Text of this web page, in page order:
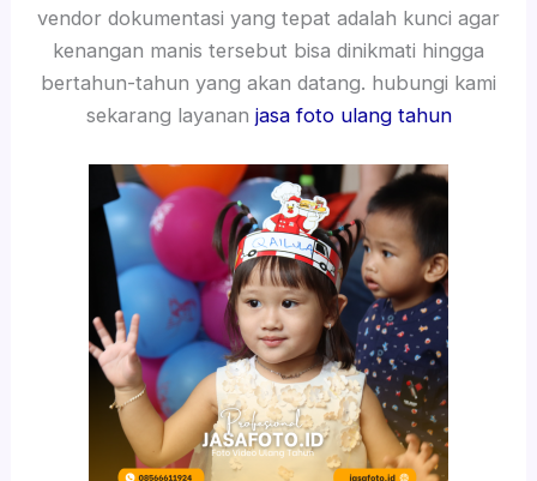
vendor dokumentasi yang tepat adalah kunci agar
kenangan manis tersebut bisa dinikmati hingga
bertahun-tahun yang akan datang. hubungi kami
sekarang layanan jasa foto ulang tahun